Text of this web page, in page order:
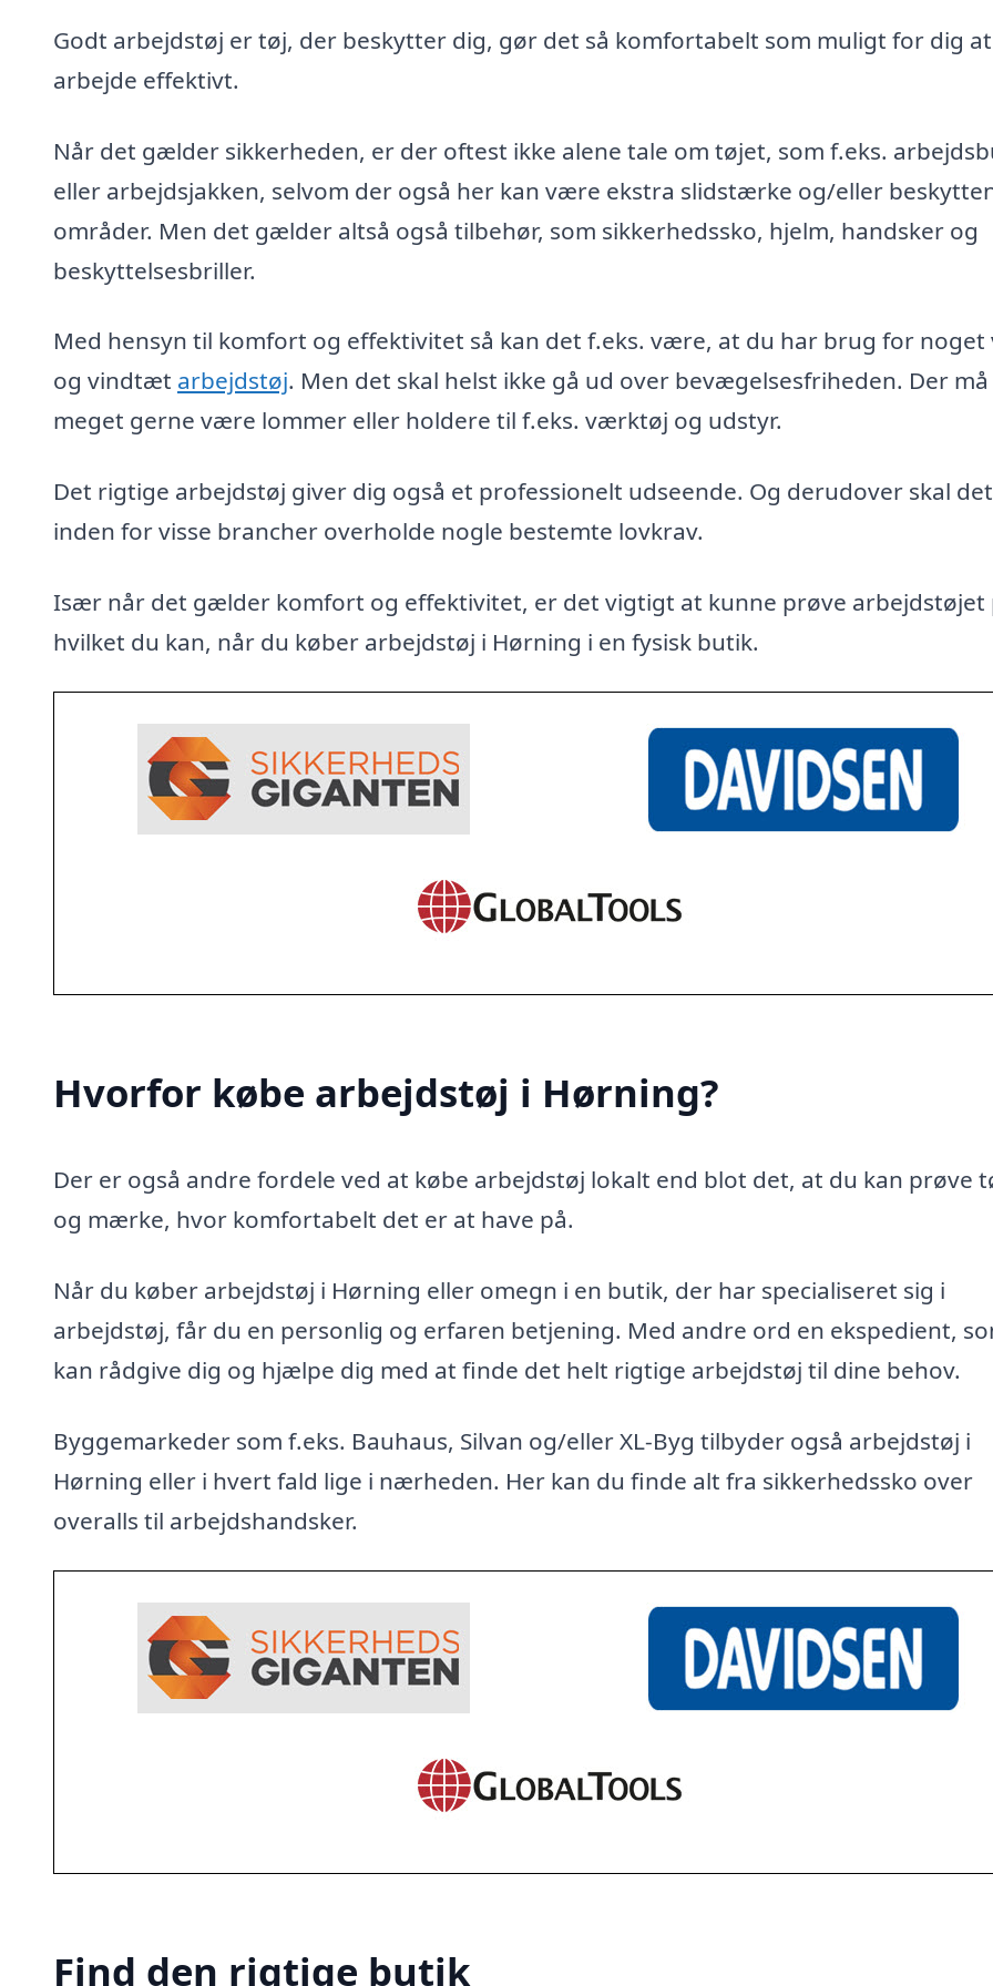
Godt arbejdstøj er tøj, der beskytter dig, gør det så komfortabelt som muligt for dig at
arbejde effektivt.
Når det gælder sikkerheden, er der oftest ikke alene tale om tøjet, som f.eks.
eller arbejdsjakken, selvom der også her kan være ekstra slidstærke og/eller
områder. Men det gælder altså også tilbehør, som sikkerhedssko, hjelm, handsker og
beskyttelsesbriller.
Med hensyn til komfort og effektivitet så kan det f.eks. være, at du har brug for noget
og vindtæt arbejdstøj. Men det skal helst ikke gå ud over bevægelsesfriheden. Der
meget gerne være lommer eller holdere til f.eks. værktøj og udstyr.
Det rigtige arbejdstøj giver dig også et professionelt udseende. Og derudover skal det
inden for visse brancher overholde nogle bestemte lovkrav.
Især når det gælder komfort og effektivitet, er det vigtigt at kunne prøve arbejdstøjet
hvilket du kan, når du køber arbejdstøj i Hørning i en fysisk butik.
Hvorfor købe arbejdstøj i Hørning?
Der er også andre fordele ved at købe arbejdstøj lokalt end blot det, at du kan prøve
og mærke, hvor komfortabelt det er at have på.
Når du køber arbejdstøj i Hørning eller omegn i en butik, der har specialiseret sig i
arbejdstøj, får du en personlig og erfaren betjening. Med andre ord en ekspedient,
kan rådgive dig og hjælpe dig med at finde det helt rigtige arbejdstøj til dine behov.
Byggemarkeder som f.eks. Bauhaus, Silvan og/eller XL-Byg tilbyder også arbejdstøj i
Hørning eller i hvert fald lige i nærheden. Her kan du finde alt fra sikkerhedssko over
overalls til arbejdshandsker.
Find den rigtige butik